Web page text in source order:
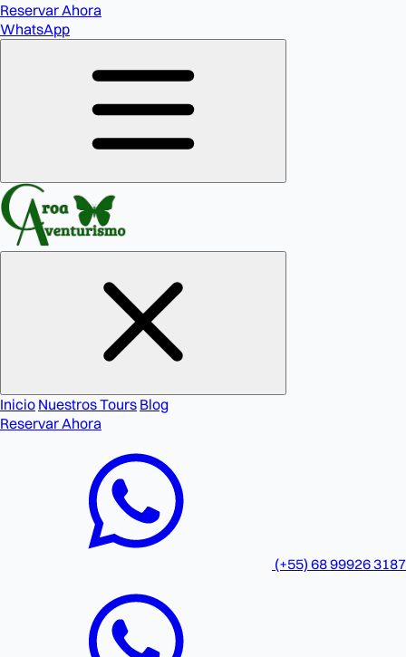
Reservar Ahora
WhatsApp
Inicio Nuestros Tours Blog
Reservar Ahora
(+55) 68 99926 3187